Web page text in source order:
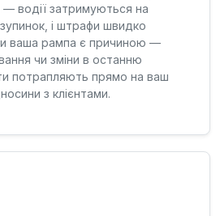
— водії затримуються на
зупинок, і штрафи швидко
ваша рампа є причиною —
чи зміни в останню
потрапляють прямо на ваш
з клієнтами.